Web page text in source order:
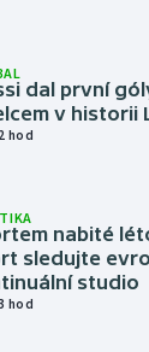
dal první
v historii
hod
nabité
sledujte
studio
hod